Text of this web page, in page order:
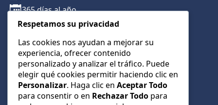
365 días al año
Traslados con reserva previa
Atención por teléfono y WhatsApp 24/7
CONTÁCTANOS
+34 622 01 23 74
+34 622 01 23 74
Respetamos su privacidad
Las cookies nos ayudan a mejorar su
experiencia, ofrecer contenido
personalizado y analizar el tráfico. Puede
elegir qué cookies permitir haciendo clic en
Personalizar. Haga clic en Aceptar Todo
para consentir o en Rechazar Todo para